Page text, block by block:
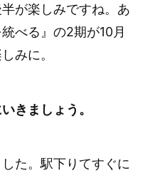
が楽しみですね。あ
べる』の2期が10月
みに。
きましょう。
た。駅下りてすぐに